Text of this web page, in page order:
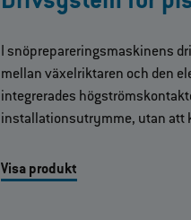
I snöprepareringsmaskinens
mellan växelriktaren och den
integrerades
installationsutrymme, utan att
Visa produkt